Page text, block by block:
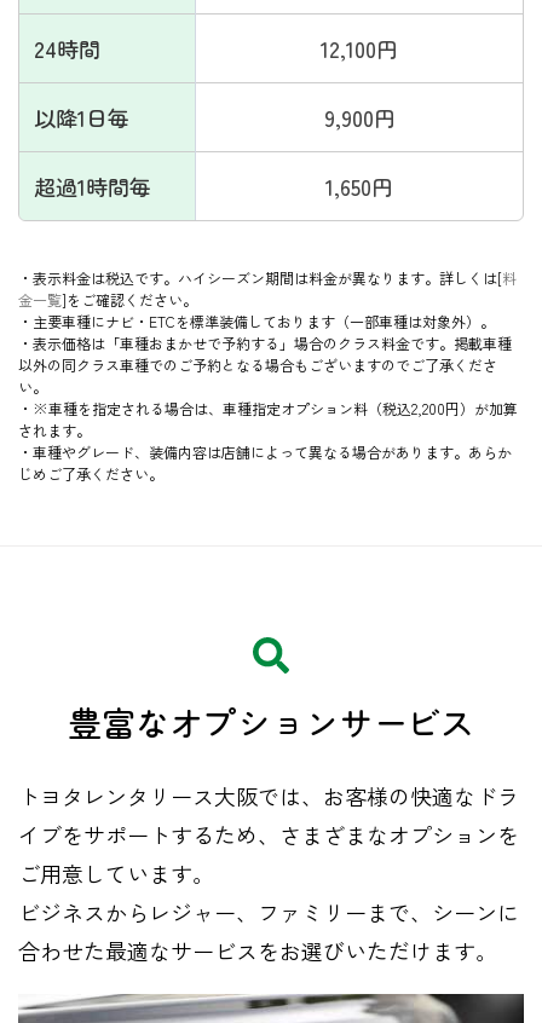
24時間 12,100円
以降1日毎 9,900円
超過1時間毎 1,650円
・表示料金は税込です。ハイシーズン期間は料金が異なります。詳しくは[料
金一覧]をご確認ください。
・主要車種にナビ・ETCを標準装備しております（一部車種は対象外）。
・表示価格は「車種おまかせで予約する」場合のクラス料金です。 掲載車種
以外の同クラス車種でのご予約となる場合もございますのでご了承くださ
い。
・※車種を指定される場合は、車種指定オプション料（税込2,200円）が加算
されます。
・車種やグレード、装備内容は店舗によって異なる場合があります。あらか
じめご了承ください。
豊富な​オプションサービス
トヨタレンタリース大阪では、お客様の快適なドラ
イブをサポートするため、さまざまなオプションを
ご用意しています。
ビジネスからレジャー、ファミリーまで、シーンに
合わせた最適なサービスをお選びいただけます。